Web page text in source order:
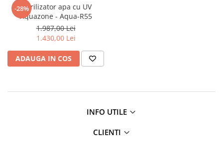
Cartuse slim 20"
Cartuse Big Blue 10"
Cartuse Big Blue 20"
Seturi de cartuse
-28%
Sterilizator apa cu UV
Aquazone - Aqua-R55
1.987,00 Lei
1.430,00 Lei
ADAUGA IN COS
INFO UTILE
CLIENTI